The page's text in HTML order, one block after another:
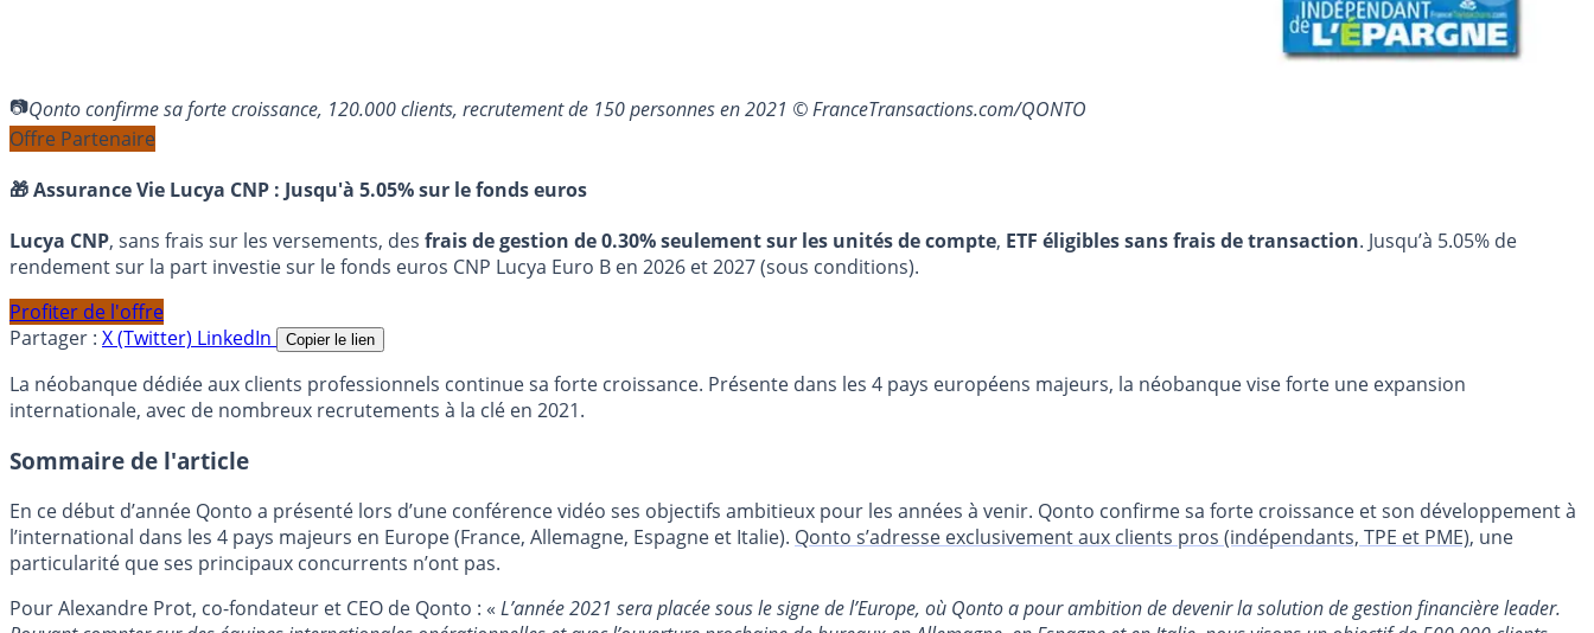
Qonto confirme sa forte croissance, 120.000 clients, recrutement de 150 personnes en 2021 © FranceTransactions.com/QONTO
Offre Partenaire
🎁 Assurance Vie Lucya CNP : Jusqu'à 5.05% sur le fonds euros
Lucya CNP, sans frais sur les versements, des frais de gestion de 0.30% seulement sur les unités de compte, ETF éligibles sans frais de transaction. Jusqu’à 5.05% de
rendement sur la part investie sur le fonds euros CNP Lucya Euro B en 2026 et 2027 (sous conditions).
Profiter de l'offre
Partager : X (Twitter) LinkedIn Copier le lien
La néobanque dédiée aux clients professionnels continue sa forte croissance. Présente dans les 4 pays européens majeurs, la néobanque vise forte une expansion
internationale, avec de nombreux recrutements à la clé en 2021.
Sommaire de l'article
En ce début d’année Qonto a présenté lors d’une conférence vidéo ses objectifs ambitieux pour les années à venir. Qonto confirme sa forte croissance et son développement à
l’international dans les 4 pays majeurs en Europe (France, Allemagne, Espagne et Italie). Qonto s’adresse exclusivement aux clients pros (indépendants, TPE et PME), une
particularité que ses principaux concurrents n’ont pas.
Pour Alexandre Prot, co-fondateur et CEO de Qonto : « L’année 2021 sera placée sous le signe de l’Europe, où Qonto a pour ambition de devenir la solution de gestion financière leader.